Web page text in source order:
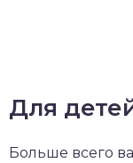
Для
Больше всего